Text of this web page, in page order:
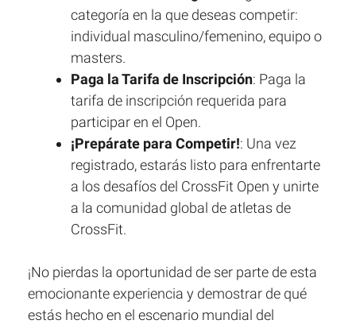
categoría en la que deseas competir:
individual masculino/femenino, equipo o
masters.
Paga la Tarifa de Inscripción: Paga la
tarifa de inscripción requerida para
participar en el Open.
¡Prepárate para Competir!: Una vez
registrado, estarás listo para enfrentarte
a los desafíos del CrossFit Open y unirte
a la comunidad global de atletas de
CrossFit.
¡No pierdas la oportunidad de ser parte de esta
emocionante experiencia y demostrar de qué
estás hecho en el escenario mundial del